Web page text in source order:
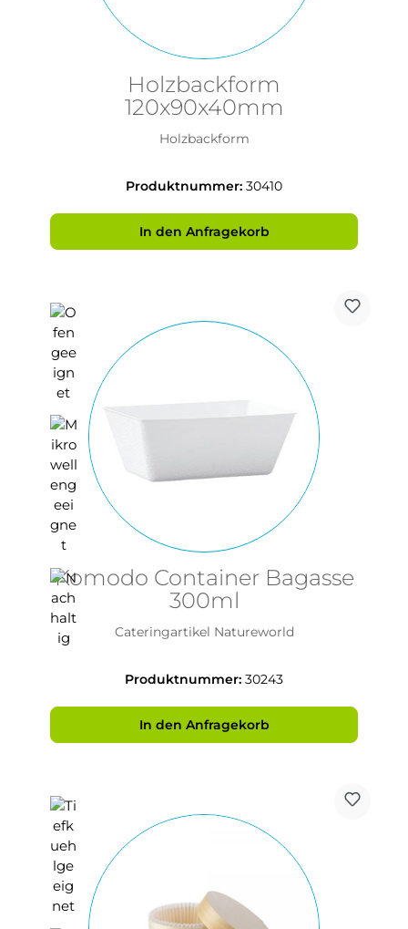
Holzbackform
120x90x40mm
Holzbackform
Produktnummer: 30410
In den Anfragekorb
Komodo Container Bagasse
300ml
Cateringartikel Natureworld
Produktnummer: 30243
In den Anfragekorb